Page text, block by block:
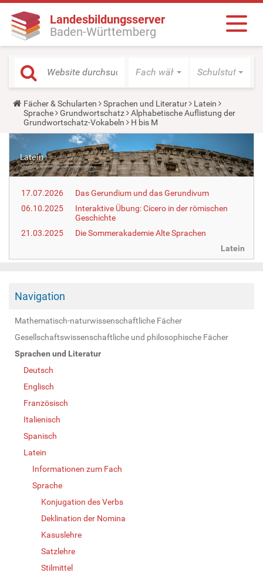
Landesbildungsserver
Baden-Württemberg
Fach wählen Schulstufe
Y
o
u
a
h
e
r
:
Fächer & Schularten Sprachen und Literatur
Latein
Sprache
Grundwortschatz
Alphabetische Auflistung der
Grundwortschatz-Vokabeln
H bis M
17.07.2026
Das Gerundium und das Gerundivum
06.10.2025
Interaktive Übung: Cicero in der römischen
Geschichte
21.03.2025
Die Sommerakademie Alte Sprachen
Latein
Navigation
Mathematisch-naturwissenschaftliche Fächer
Gesellschaftswissenschaftliche und philosophische Fächer
Sprachen und Literatur
Deutsch
Englisch
Französisch
Italienisch
Spanisch
Latein
Informationen zum Fach
Sprache
Konjugation des Verbs
Deklination der Nomina
Kasuslehre
Satzlehre
Stilmittel